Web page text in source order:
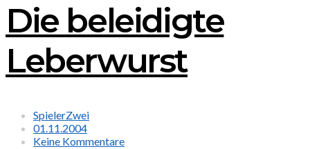
Die beleidigte
Leberwurst
SpielerZwei
01.11.2004
Keine Kommentare